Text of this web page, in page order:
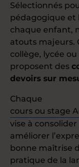
Sélectionnés
pédagogique et
chaque enfant,
atouts majeurs.
collège, lycée
proposent des
devoirs sur
Chaque
cours ou stage
vise à
améliorer
bonne maîtrise
pratique de la